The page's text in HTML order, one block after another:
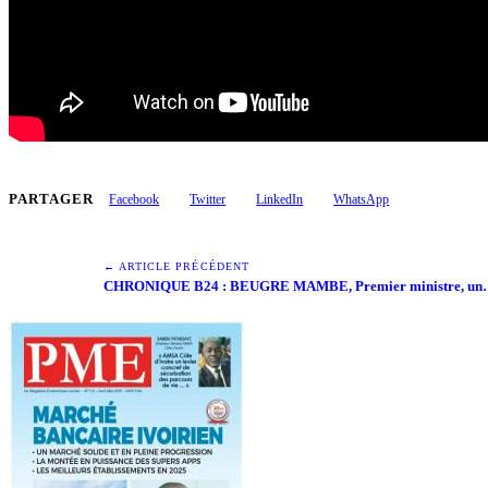
PARTAGER Facebook Twitter LinkedIn WhatsApp
← ARTICLE PRÉCÉDENT
CHRONIQUE B24 : BEUGRE MAMBE, Premier ministre,